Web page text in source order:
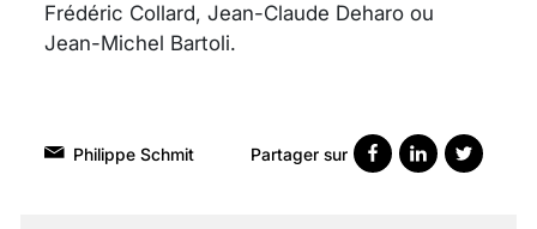
Frédéric Collard, Jean-Claude Deharo ou
Jean-Michel Bartoli.
Philippe Schmit Partager sur